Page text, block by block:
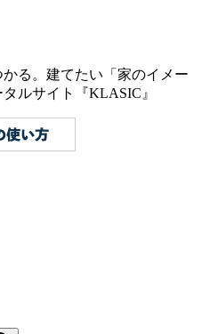
る。建てたい「家のイメー
ルサイト『KLASIC』